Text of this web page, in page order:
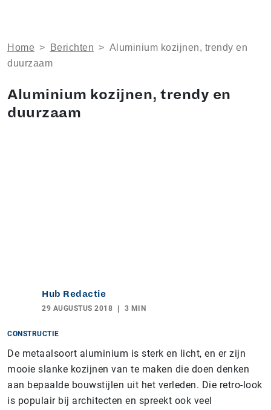
Home > Berichten > Aluminium kozijnen, trendy en
duurzaam
Aluminium kozijnen, trendy en
duurzaam
Hub Redactie
29 AUGUSTUS 2018 3 MIN
CONSTRUCTIE
De metaalsoort aluminium is sterk en licht, en er zijn
mooie slanke kozijnen van te maken die doen denken
aan bepaalde bouwstijlen uit het verleden. Die retro-look
is populair bij architecten en spreekt ook veel